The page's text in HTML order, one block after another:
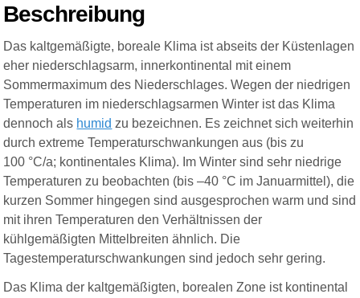
Beschreibung
Das kaltgemäßigte, boreale Klima ist abseits der Küstenlagen
eher niederschlagsarm, innerkontinental mit einem
Sommermaximum des Niederschlages. Wegen der niedrigen
Temperaturen im niederschlagsarmen Winter ist das Klima
dennoch als humid zu bezeichnen. Es zeichnet sich weiterhin
durch extreme Temperaturschwankungen aus (bis zu
100 °C/a; kontinentales Klima). Im Winter sind sehr niedrige
Temperaturen zu beobachten (bis –40 °C im Januarmittel), die
kurzen Sommer hingegen sind ausgesprochen warm und sind
mit ihren Temperaturen den Verhältnissen der
kühlgemäßigten Mittelbreiten ähnlich. Die
Tagestemperaturschwankungen sind jedoch sehr gering.
Das Klima der kaltgemäßigten, borealen Zone ist kontinental